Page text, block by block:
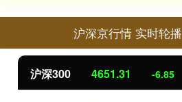
沪深京行情 实时轮播
北证50 1122.88 3.42